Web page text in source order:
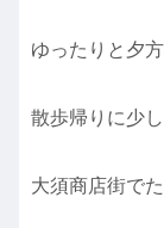
ゆったりと夕
散歩帰りに少
大須商店街で